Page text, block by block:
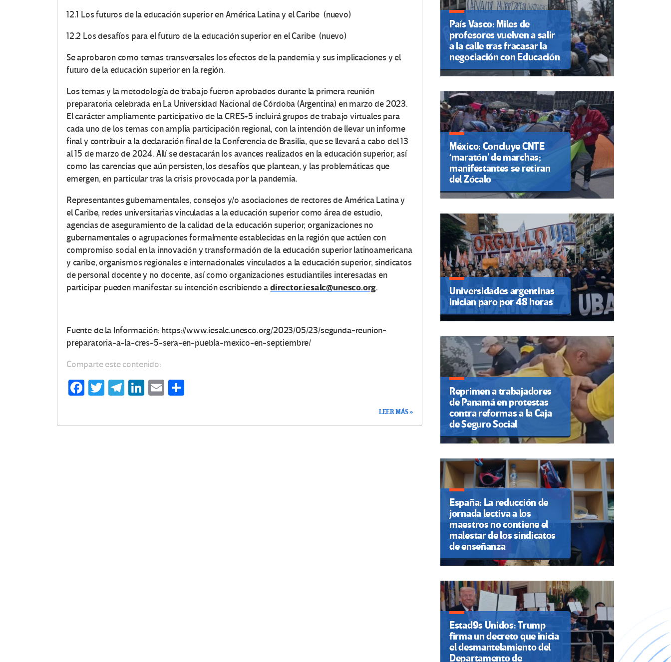
12.1 Los futuros de la educación superior en América Latina y el Caribe (nuevo)
12.2 Los desafíos para el futuro de la educación superior en el Caribe (nuevo)
Se aprobaron como temas transversales los efectos de la pandemia y sus implicaciones y el
futuro de la educación superior en la región.
Los temas y la metodología de trabajo fueron aprobados durante la primera reunión
preparatoria celebrada en La Universidad Nacional de Córdoba (Argentina) en marzo de 2023.
El carácter ampliamente participativo de la CRES+5 incluirá grupos de trabajo virtuales para
cada uno de los temas con amplia participación regional, con la intención de llevar un informe
final y contribuir a la declaración final de la Conferencia de Brasilia, que se llevará a cabo del 13
al 15 de marzo de 2024. Allí se destacarán los avances realizados en la educación superior, así
como las carencias que aún persisten, los desafíos que plantean, y las problemáticas que
emergen, en particular tras la crisis provocada por la pandemia.
Representantes gubernamentales, consejos y/o asociaciones de rectores de América Latina y
el Caribe, redes universitarias vinculadas a la educación superior como área de estudio,
agencias de aseguramiento de la calidad de la educación superior, organizaciones no
gubernamentales o agrupaciones formalmente establecidas en la región que actúen con
compromiso social en la innovación y transformación de la educación superior latinoamericana
y caribe, organismos regionales e internacionales vinculados a la educación superior, sindicatos
de personal docente y no docente, así como organizaciones estudiantiles interesadas en
participar pueden manifestar su intención escribiendo adirector.iesalc@unesco.org.
Fuente de la Información: https://www.iesalc.unesco.org/2023/05/23/segunda-reunion-
preparatoria-a-la-cres-5-sera-en-puebla-mexico-en-septiembre/
Comparte este contenido:
Fa T
Te
Li
E
LEER MÁS »
País Vasco: Miles de
profesores vuelven a salir
a la calle tras fracasar la
negociación con Educación
México: Concluye CNTE
‘maratón’ de marchas;
manifestantes se retiran
del Zócalo
Universidades argentinas
inician paro por 48 horas
Reprimen a trabajadores
de Panamá en protestas
contra reformas a la Caja
de Seguro Social
España: La reducción de
jornada lectiva a los
maestros no contiene el
malestar de los sindicatos
de enseñanza
Estad9s Unidos: Trump
firma un decreto que inicia
el desmantelamiento del
Departamento de